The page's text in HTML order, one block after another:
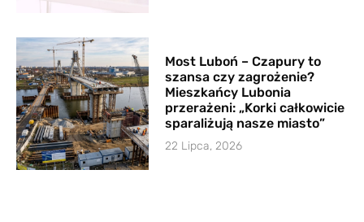
Most Luboń – Czapury to
szansa czy zagrożenie?
Mieszkańcy Lubonia
przerażeni: „Korki całkowicie
sparaliżują nasze miasto”
22 Lipca, 2026